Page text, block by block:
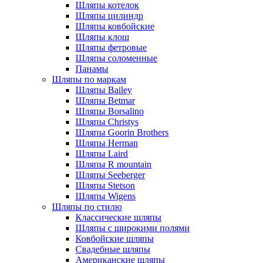
Шляпы котелок
Шляпы цилиндр
Шляпы ковбойские
Шляпы клош
Шляпы фетровые
Шляпы соломенные
Панамы
Шляпы по маркам
Шляпы Bailey
Шляпы Betmar
Шляпы Borsalino
Шляпы Christys
Шляпы Goorin Brothers
Шляпы Herman
Шляпы Laird
Шляпы R mountain
Шляпы Seeberger
Шляпы Stetson
Шляпы Wigens
Шляпы по стилю
Классические шляпы
Шляпы с широкими полями
Ковбойские шляпы
Свадебные шляпы
Американские шляпы